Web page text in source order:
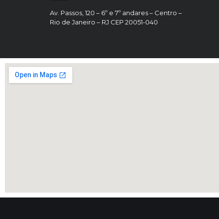
Av. Passos, 120 – 6º e 7º andares – Centro –
Rio de Janeiro – RJ CEP 20051-040